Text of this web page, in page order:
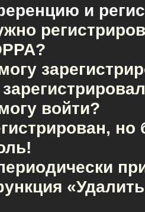
и
войти?